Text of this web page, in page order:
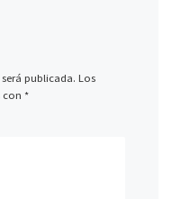
publicada. Los
con *